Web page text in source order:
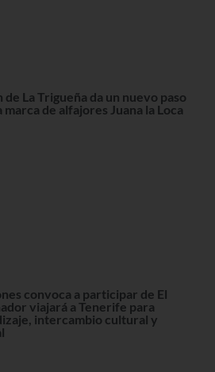
de La Trigueña da un nuevo paso
de alfajores Juana la Loca
convoca a participar de El
viajará a Tenerife para
intercambio cultural y